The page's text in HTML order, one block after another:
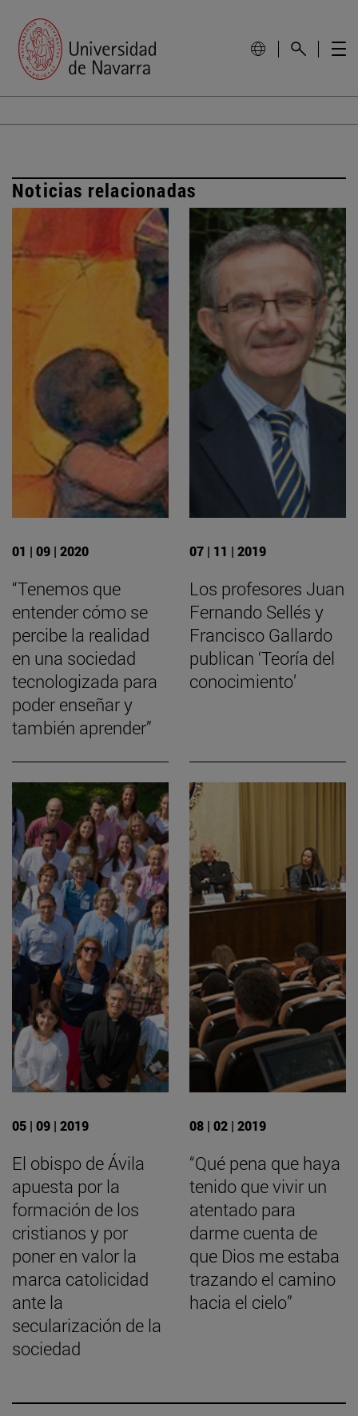
Noticias relacionadas
01 | 09 | 2020
“Tenemos que
entender cómo se
percibe la realidad
en una sociedad
tecnologizada para
poder enseñar y
también aprender”
07 | 11 | 2019
Los profesores Juan
Fernando Sellés y
Francisco Gallardo
publican ‘Teoría del
conocimiento’
05 | 09 | 2019
El obispo de Ávila
apuesta por la
formación de los
cristianos y por
poner en valor la
marca catolicidad
ante la
secularización de la
sociedad
08 | 02 | 2019
“Qué pena que haya
tenido que vivir un
atentado para
darme cuenta de
que Dios me estaba
trazando el camino
hacia el cielo”